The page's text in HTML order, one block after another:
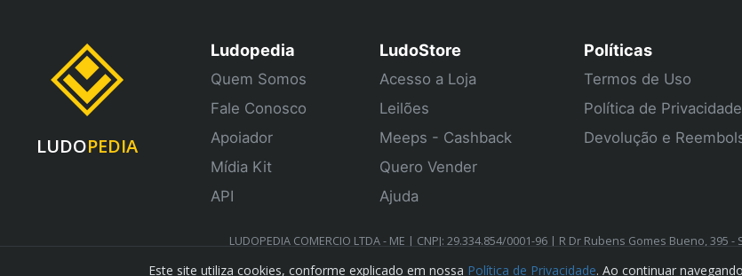
LUDOPEDIA
Ludopedia
Quem Somos
Fale Conosco
Apoiador
Mídia Kit
API
LudoStore
Acesso a Loja
Leilões
Meeps - Cashback
Quero Vender
Ajuda
Políticas
Termos de Uso
Política de Privacidade
Devolução e
LUDOPEDIA COMERCIO LTDA - ME | CNPJ: 29.334.854/0001-96 | R Dr Rubens Gomes Bueno,
Este site utiliza cookies, conforme explicado em nossa Política de Privacidade. Ao continuar